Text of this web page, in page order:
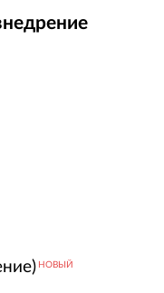
НОВЫЙ